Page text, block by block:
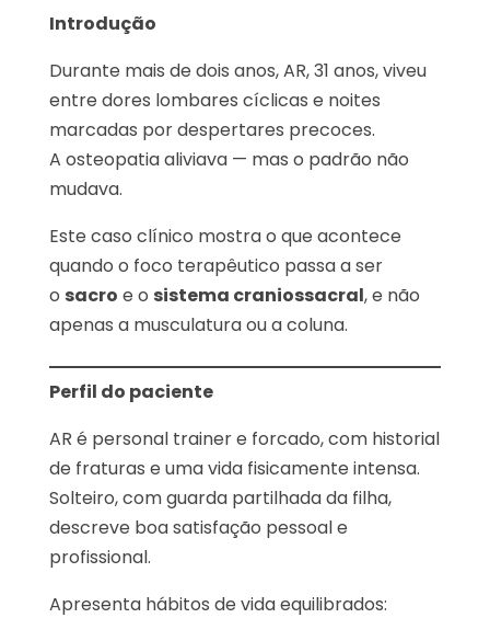
Introdução
Durante mais de dois anos, AR, 31 anos, viveu
entre dores lombares cíclicas e noites
marcadas por despertares precoces.
A osteopatia aliviava — mas o padrão não
mudava.
Este caso clínico mostra o que acontece
quando o foco terapêutico passa a ser
o sacro e o sistema craniossacral, e não
apenas a musculatura ou a coluna.
Perfil do paciente
AR é personal trainer e forcado, com historial
de fraturas e uma vida fisicamente intensa.
Solteiro, com guarda partilhada da filha,
descreve boa satisfação pessoal e
profissional.
Apresenta hábitos de vida equilibrados: